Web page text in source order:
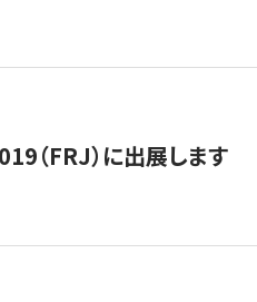
（FRJ）に出展します